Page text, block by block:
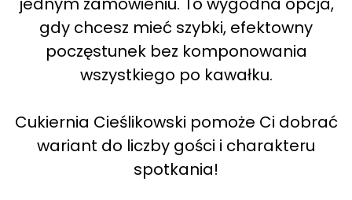
gdy chcesz mieć szybki, efektowny
poczęstunek bez komponowania
wszystkiego po kawałku.
Cukiernia Cieślikowski pomoże Ci dobrać
wariant do liczby gości i charakteru
spotkania!